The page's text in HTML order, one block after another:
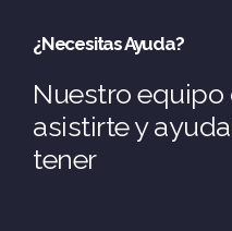
¿Necesitas Ayuda?
Nuestro equipo
asistirte y
tener